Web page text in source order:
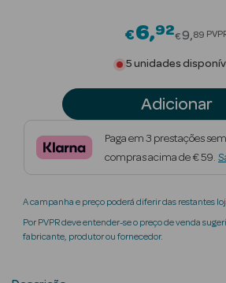
Beauty Season
Beauty Season
Maquilhagem
Beauty Season
Perfumes
€6 92Price
€9 89
5 unidades
Adicionar
Paga em 3 prestações
compras acima de € 59.
A campanha e preço poderá diferir das restantes
Por PVPR deve entender-se o preço de venda
fabricante, produtor ou fornecedor.